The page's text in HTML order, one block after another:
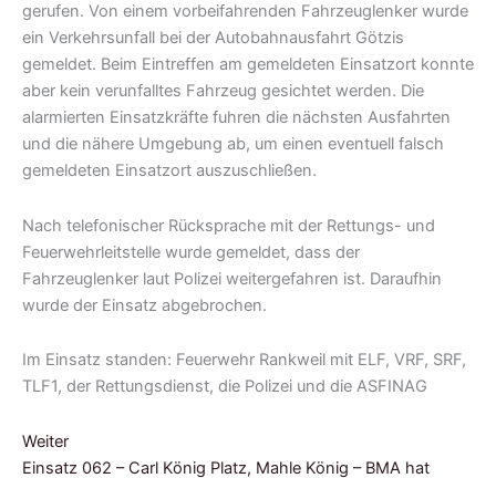
gerufen. Von einem vorbeifahrenden Fahrzeuglenker wurde
ein Verkehrsunfall bei der Autobahnausfahrt Götzis
gemeldet. Beim Eintreffen am gemeldeten Einsatzort konnte
aber kein verunfalltes Fahrzeug gesichtet werden. Die
alarmierten Einsatzkräfte fuhren die nächsten Ausfahrten
und die nähere Umgebung ab, um einen eventuell falsch
gemeldeten Einsatzort auszuschließen.
Nach telefonischer Rücksprache mit der Rettungs- und
Feuerwehrleitstelle wurde gemeldet, dass der
Fahrzeuglenker laut Polizei weitergefahren ist. Daraufhin
wurde der Einsatz abgebrochen.
Im Einsatz standen: Feuerwehr Rankweil mit ELF, VRF, SRF,
TLF1, der Rettungsdienst, die Polizei und die ASFINAG
Weiter
Einsatz 062 – Carl König Platz, Mahle König – BMA hat